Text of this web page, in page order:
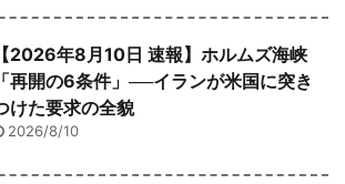
【2026年8月10日 速報】ホルムズ海峡
「再開の6条件」──イランが米国に突き
けた要求の全貌
2026/8/10